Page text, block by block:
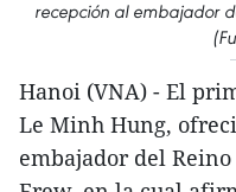
recepción al embajador
Hanoi (VNA) - El
Le Minh Hung,
embajador del